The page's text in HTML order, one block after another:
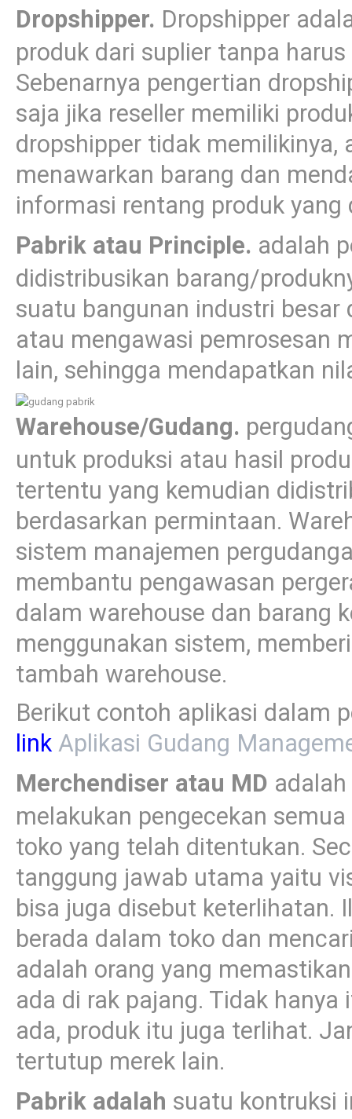
Dropshipper. Dropshipper
produk dari suplier tanpa
Sebenarnya pengertian
saja jika reseller memiliki
dropshipper tidak memilikinya,
menawarkan barang dan
informasi rentang produk yang
Pabrik atau Principle. adalah
didistribusikan barang/
suatu bangunan industri besar
atau mengawasi pemrosesan
lain, sehingga mendapatkan
Warehouse/Gudang.
untuk produksi atau hasil
tertentu yang kemudian
berdasarkan permintaan.
sistem manajemen
membantu pengawasan
dalam warehouse dan barang
menggunakan sistem,
tambah warehouse.
Berikut contoh aplikasi dalam
link Aplikasi Gudang
Merchendiser atau MD
melakukan pengecekan
toko yang telah ditentukan.
tanggung jawab utama yaitu
bisa juga disebut keterlihatan.
berada dalam toko dan
adalah orang yang
ada di rak pajang. Tidak
ada, produk itu juga terlihat.
tertutup merek lain.
Pabrik adalah suatu kontruksi